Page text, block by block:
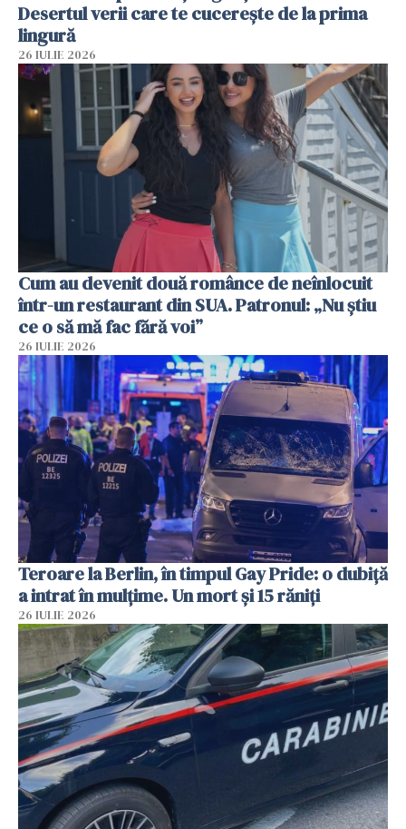
Desertul verii care te cucerește de la prima
lingură
26 IULIE 2026
Cum au devenit două românce de neînlocuit
într-un restaurant din SUA. Patronul: „Nu știu
ce o să mă fac fără voi”
26 IULIE 2026
Teroare la Berlin, în timpul Gay Pride: o dubiță
a intrat în mulțime. Un mort și 15 răniți
26 IULIE 2026